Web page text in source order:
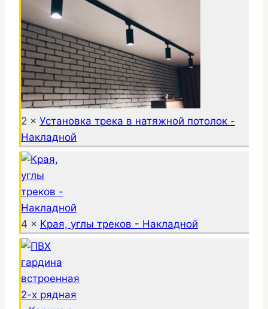
2 × Установка трека в натяжной потолок -
Накладной
4 × Края, углы треков - Накладной